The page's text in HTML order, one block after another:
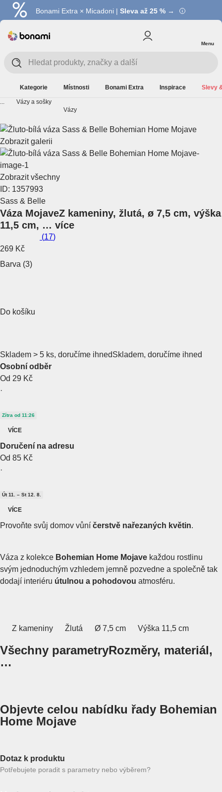
Bonami Extra × Micadoni | Sleva až 25 % →
Summer Sale | Ušetřete až 40 % →
Menu
Kategorie Místnosti Bonami Extra Inspirace Slevy
...
Vázy a sošky
Vázy
Zobrazit galerii
Zobrazit všechny
ID: 1357993
Sass & Belle
Váza MojaveZ kameniny, žlutá, ø 7,5 cm, výška
11,5 cm, … více
(17)
269 Kč
Barva (3)
Do košíku
Skladem > 5 ks, doručíme ihnedSkladem, doručíme ihned
Osobní odběr
Od 29 Kč
·
Zítra od 11:26
VÍCE
Doručení na adresu
Od 85 Kč
·
Út 11. – St 12. 8.
VÍCE
Provoňte svůj domov vůní čerstvě nařezaných květin.
Váza z kolekce Bohemian Home Mojave každou rostlinu
svým jednoduchým vzhledem jemně pozvedne a společně tak
dodají interiéru útulnou a pohodovou atmosféru.
Z kameniny Žlutá Ø 7,5 cm Výška 11,5 cm
Všechny parametryRozměry, materiál,
…
Objevte celou nabídku řady Bohemian
Home Mojave
Dotaz k produktu
Potřebujete poradit s parametry nebo výběrem?